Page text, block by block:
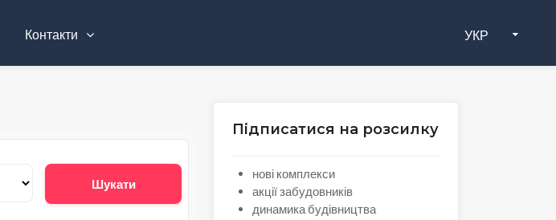
Контакти УКР
Шукати
Підписатися на розсилку
нові комплекси
акції забудовників
динамика будівництва